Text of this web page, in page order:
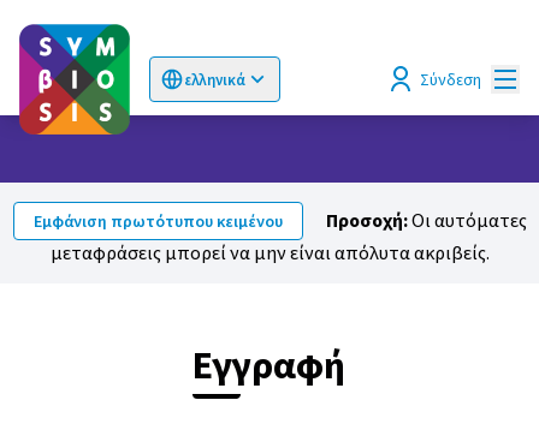
ελληνικά
Choose language Επιλογή γλώσσας Σύνδεση
Εμφάνιση πρωτότυπου κειμένου Προσοχή:Οι αυτόματες
μεταφράσεις μπορεί να μην είναι απόλυτα ακριβείς.
Εγγραφή